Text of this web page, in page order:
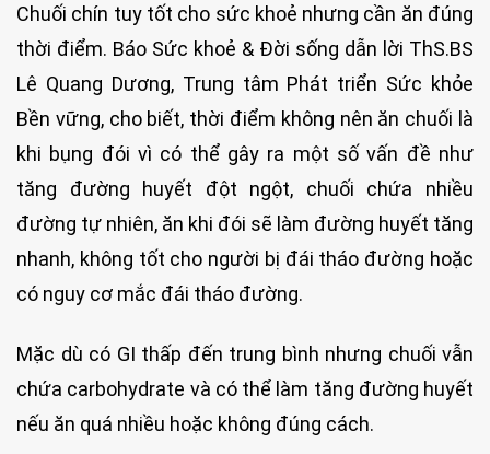
Chuối chín tuy tốt cho sức khoẻ nhưng cần ăn đúng
thời điểm. Báo Sức khoẻ & Đời sống dẫn lời ThS.BS
Lê Quang Dương, Trung tâm Phát triển Sức khỏe
Bền vững, cho biết, thời điểm không nên ăn chuối là
khi bụng đói vì có thể gây ra một số vấn đề như
tăng đường huyết đột ngột, chuối chứa nhiều
đường tự nhiên, ăn khi đói sẽ làm đường huyết tăng
nhanh, không tốt cho người bị đái tháo đường hoặc
có nguy cơ mắc đái tháo đường.
Mặc dù có GI thấp đến trung bình nhưng chuối vẫn
chứa carbohydrate và có thể làm tăng đường huyết
nếu ăn quá nhiều hoặc không đúng cách.